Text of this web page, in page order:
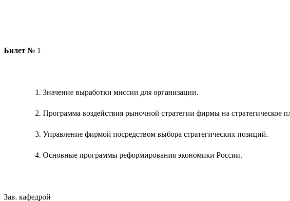
Билет № 1
Значение выработки миссии для организации.
Программа воздействия рыночной стратегии фирмы на стратегическое
Управление фирмой посредством выбора стратегических позиций.
Основные программы реформирования экономики России.
Зав. кафедрой